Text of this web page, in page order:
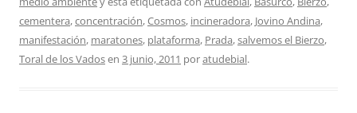
cementera,concentración,Cosmos, incineradora, Jovino Andina,
manifestación, maratones, plataforma, Prada,salvemos el Bierzo,
Toral de los Vadosen 3 junio, 2011 poratudebial.